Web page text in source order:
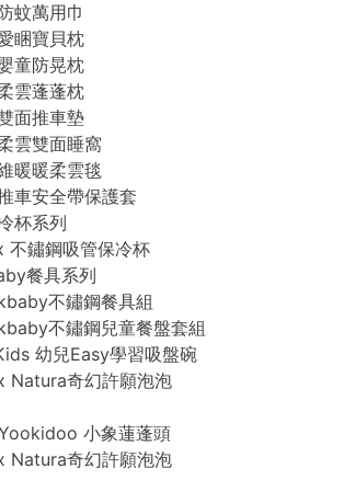
蚊萬用巾
睏寶貝枕
童防晃枕
雲蓬蓬枕
面推車墊
雲雙面睡窩
暖暖柔雲毯
車安全帶保護套
杯系列
不鏽鋼吸管保冷杯
餐具系列
不鏽鋼餐具組
不鏽鋼兒童餐盤套組
幼兒Easy學習吸盤碗
Natura奇幻許願泡泡
小象蓮蓬頭
Natura奇幻許願泡泡